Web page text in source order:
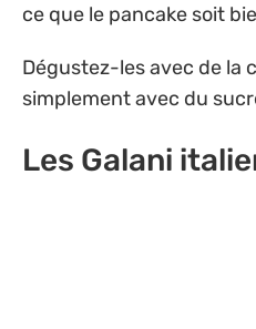
ce que le pancake soit
Dégustez-les avec de la
simplement avec du
Les Galani